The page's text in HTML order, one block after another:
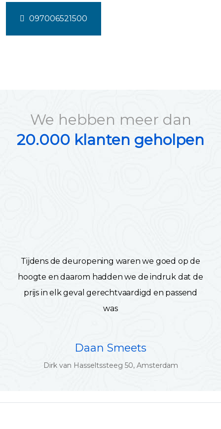
097006521500
We hebben meer dan
20.000 klanten geholpen
Tijdens de deuropening waren we goed op de
hoogte en daarom hadden we de indruk dat de
prijs in elk geval gerechtvaardigd en passend
was
Daan Smeets
Dirk van Hasseltssteeg 50, Amsterdam